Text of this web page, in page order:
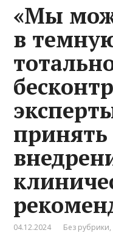
«Мы
в
04.12.2024 Без рубрики,